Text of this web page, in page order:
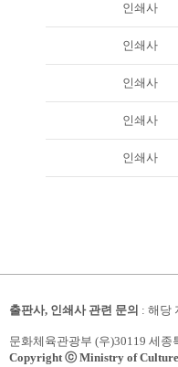
인쇄사
인쇄사
인쇄사
인쇄사
인쇄사
출판사, 인쇄사 관련 문의 : 해당
문화체육관광부 (우)30119 세
Copyright ⓒ Ministry of